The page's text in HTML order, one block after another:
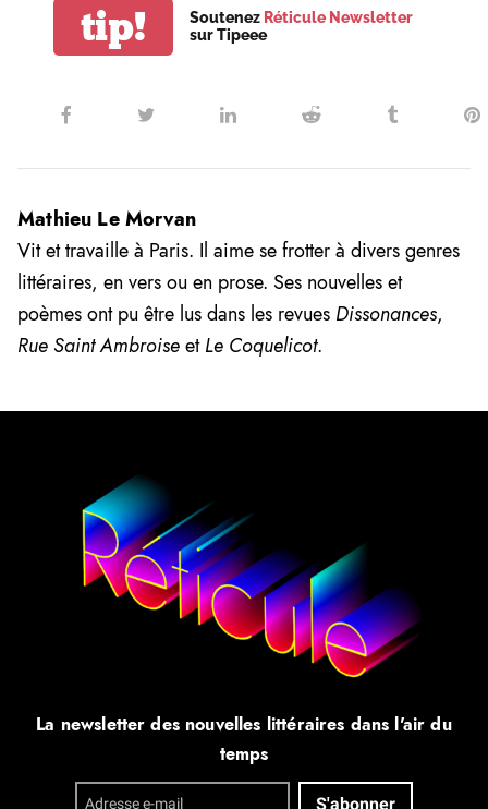
tip! Soutenez Réticule Newsletter
sur Tipeee
Mathieu Le Morvan
Vit et travaille à Paris. Il aime se frotter à divers genres
littéraires, en vers ou en prose. Ses nouvelles et
poèmes ont pu être lus dans les revues Dissonances,
Rue Saint AmbroiseetLe Coquelicot.
La newsletter des nouvelles littéraires dans l'air du
temps